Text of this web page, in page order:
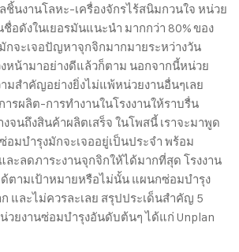
ชิ้นงานโลหะ-เครื่องจักรไร้สนิมกวนใจ หน่วย
ชื่อดังในเยอรมันแนะนำ มากกว่า 80% ของ
กจะเจอปัญหาจุกจิกมากมายระหว่างวัน
หน้ามาอย่างดีแล้วก็ตาม นอกจากนี้หน่วย
มสำคัญอย่างยิ่งไม่แพ้หน่วยงานอื่นๆเลย
ารผลิต-การทำงานในโรงงานให้ราบรื่น
นถึงสินค้าผลิตเสร็จ ในโพสนี้ เราจะมาพูด
มบำรุงมักจะเจออยู่เป็นประจำ พร้อม
ละลดภาระงานจุกจิกให้ได้มากที่สุด โรงงาน
ตามเป้าหมายหรือไม่นั้น แผนกซ่อมบำรุง
และไม่ควรละเลย สรุปประเด็นสำคัญ 5
ยงานซ่อมบำรุงอันดับต้นๆ ได้แก่ Unplan